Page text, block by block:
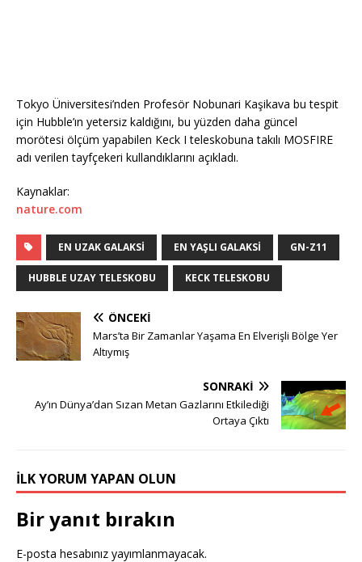
Tokyo Üniversitesi’nden Profesör Nobunari Kaşikava bu tespit
için Hubble’ın yetersiz kaldığını, bu yüzden daha güncel
morötesi ölçüm yapabilen Keck I teleskobuna takılı MOSFIRE
adı verilen tayfçekeri kullandıklarını açıkladı.
Kaynaklar:
nature.com
EN UZAK GALAKSI EN YAŞLI GALAKSI GN-Z11
HUBBLE UZAY TELESKOBU KECK TELESKOBU
ÖNCEKI
Mars’ta Bir Zamanlar Yaşama En Elverişli Bölge Yer
Altıymış
SONRAKI
Ay’ın Dünya’dan Sızan Metan Gazlarını Etkilediği
Ortaya Çıktı
İLK YORUM YAPAN OLUN
Bir yanıt bırakın
E-posta hesabınız yayımlanmayacak.